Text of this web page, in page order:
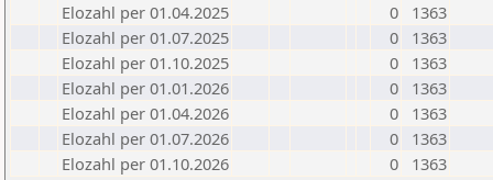
Elozahl per 01.04.2025
0
1363
Elozahl per 01.07.2025
0
1363
Elozahl per 01.10.2025
0
1363
Elozahl per 01.01.2026
0
1363
Elozahl per 01.04.2026
0
1363
Elozahl per 01.07.2026
0
1363
Elozahl per 01.10.2026
0 1363